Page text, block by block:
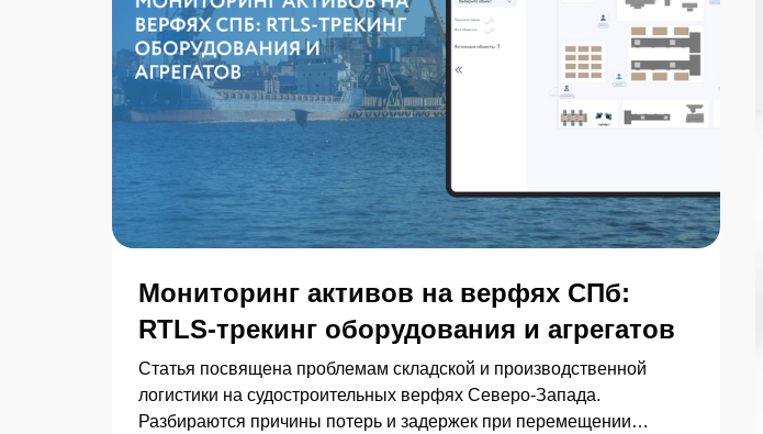
Мониторинг активов на верфях СПб:
RTLS-трекинг оборудования и агрегатов
Статья посвящена проблемам складской и производственной
логистики на судостроительных верфях Северо-Запада.
Разбираются причины потерь и задержек при перемещении